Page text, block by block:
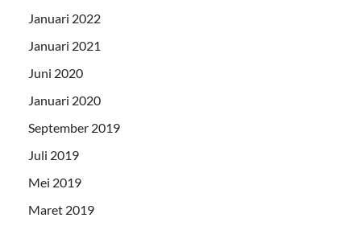
Januari 2022
Januari 2021
Juni 2020
Januari 2020
September 2019
Juli 2019
Mei 2019
Maret 2019